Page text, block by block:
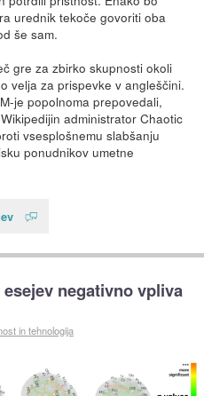
urednik tekoče govoriti oba
še sam.
gre za zbirko skupnosti okoli
velja za prispevke v angleščini.
je popolnoma prepovedali,
administrator Chaotic
vsesplošnemu slabšanju
ponudnikov umetne
negativno vpliva
in tehnologija